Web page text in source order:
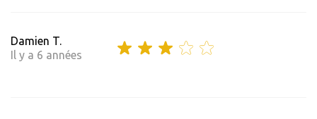
Damien T.
Il y a 6 années